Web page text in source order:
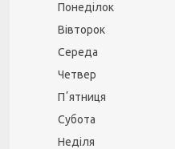
Понеділок
Вівторок
Середа
Четвер
Пʼятниця
Субота
Неділя